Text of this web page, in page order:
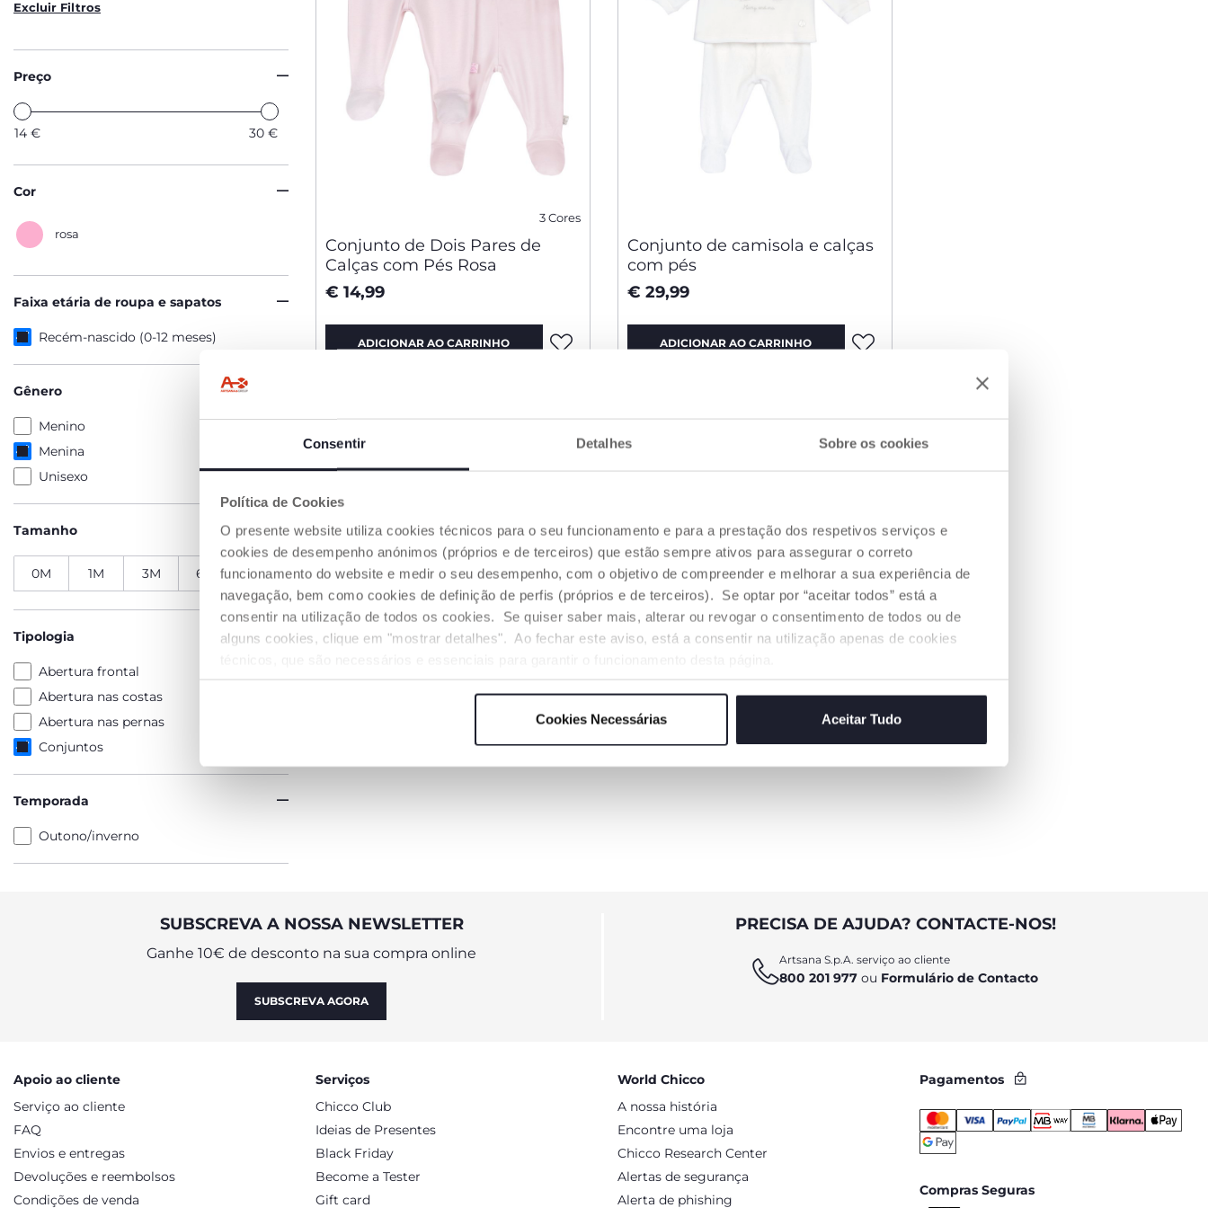
Consentir Detalhes Sobre os cookies
Política de Cookies
O presente website utiliza cookies técnicos para o seu funcionamento e para a prestação dos respetivos serviços e
cookies de desempenho anónimos (próprios e de terceiros) que estão sempre ativos para assegurar o correto
funcionamento do website e medir o seu desempenho, com o objetivo de compreender e melhorar a sua experiência de
navegação, bem como cookies de definição de perfis (próprios e de terceiros). Se optar por “aceitar todos” está a
consentir na utilização de todos os cookies. Se quiser saber mais, alterar ou revogar o consentimento de todos ou de
alguns cookies, clique em "mostrar detalhes". Ao fechar este aviso, está a consentir na utilização apenas de cookies
Cookies Necessárias Aceitar Tudo
Excluir Filtros
Preço
14 € 30 €
Cor
rosa
Faixa etária de roupa e sapatos
Recém-nascido (0-12 meses)
Gênero
Menino
Menina
Unisexo
Tamanho
0M 1M 3M 6M 9M
Tipologia
Abertura frontal
Abertura nas costas
Abertura nas pernas
Conjuntos
Temporada
Outono/inverno
3 Cores
Conjunto de Dois Pares de
Calças com Pés Rosa
€ 14,99
ADICIONAR AO CARRINHO
Conjunto de camisola e calças
com pés
€ 29,99
ADICIONAR AO CARRINHO
SUBSCREVA A NOSSA NEWSLETTER
Ganhe 10€ de desconto na sua compra online
SUBSCREVA AGORA
PRECISA DE AJUDA? CONTACTE-NOS!
Artsana S.p.A. serviço ao cliente
800 201 977ou Formulário de Contacto
Apoio ao cliente
Serviço ao cliente
FAQ
Envios e entregas
Devoluções e reembolsos
Condições de venda
Serviços
Chicco Club
Ideias de Presentes
Black Friday
Become a Tester
Gift card
World Chicco
A nossa história
Encontre uma loja
Chicco Research Center
Alertas de segurança
Alerta de phishing
Pagamentos
Compras Seguras